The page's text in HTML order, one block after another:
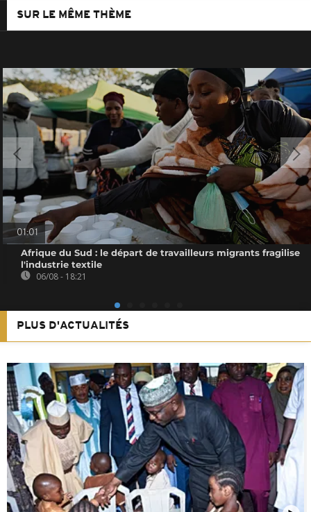
SUR LE MÊME THÈME
01:01
Afrique du Sud : le départ de travailleurs migrants fragilise
l'industrie textile
06/08 - 18:21
PLUS D'ACTUALITÉS